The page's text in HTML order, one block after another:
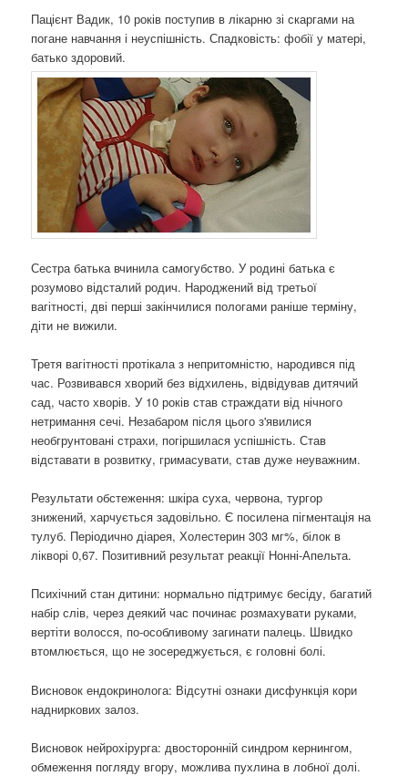
Пацієнт Вадик, 10 років поступив в лікарню зі скаргами на
погане навчання і неуспішність. Спадковість: фобії у матері,
батько здоровий.
Сестра батька вчинила самогубство. У родині батька є
розумово відсталий родич. Народжений від третьої
вагітності, дві перші закінчилися пологами раніше терміну,
діти не вижили.
Третя вагітності протікала з непритомністю, народився під
час. Розвивався хворий без відхилень, відвідував дитячий
сад, часто хворів. У 10 років став страждати від нічного
нетримання сечі. Незабаром після цього з'явилися
необгрунтовані страхи, погіршилася успішність. Став
відставати в розвитку, гримасувати, став дуже неуважним.
Результати обстеження: шкіра суха, червона, тургор
знижений, харчується задовільно. Є посилена пігментація на
тулуб. Періодично діарея, Холестерин 303 мг%, білок в
лікворі 0,67. Позитивний результат реакції Нонні-Апельта.
Психічний стан дитини: нормально підтримує бесіду, багатий
набір слів, через деякий час починає розмахувати руками,
вертіти волосся, по-особливому загинати палець. Швидко
втомлюється, що не зосереджується, є головні болі.
Висновок ендокринолога: Відсутні ознаки дисфункція кори
надниркових залоз.
Висновок нейрохірурга: двосторонній синдром кернингом,
обмеження погляду вгору, можлива пухлина в лобної долі.